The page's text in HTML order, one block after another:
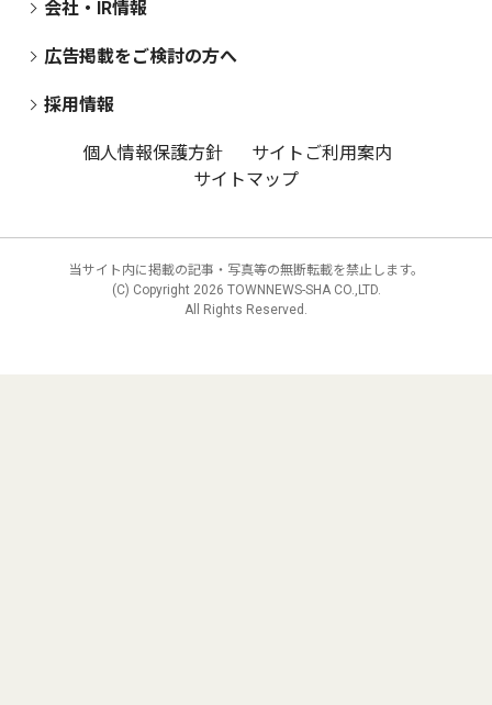
会社・IR情報
広告掲載をご検討の方へ
採用情報
個人情報保護方針
サイトご利用案内
サイトマップ
当サイト内に掲載の記事・写真等の無断転載を禁止します。
(C) Copyright 2026 TOWNNEWS-SHA CO.,LTD.
All Rights Reserved.